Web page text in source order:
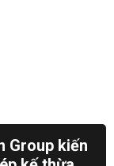
Group kiến